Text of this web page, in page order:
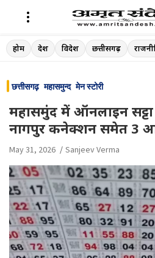
Skip
to
होम देश विदेश छत्तीसगढ़
छत्तीसगढ़ महासमुन्द मेन स्टोरी
महासमुंद में ऑनलाइन
नागपुर कनेक्शन समेत 3
May 31, 2026 Sanjeev Verma